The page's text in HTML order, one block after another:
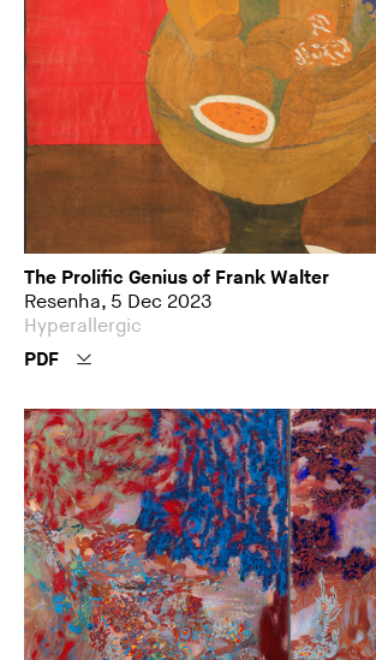
The Prolific Genius of Frank Walter
Resenha, 5 Dec 2023
Hyperallergic
PDF